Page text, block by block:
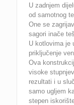
U zadnjem
od samotnog
One se
sagori inače
U kotlovima je
priključenje
Ova
visoke
rezultati i u
samo ugljem
stepen